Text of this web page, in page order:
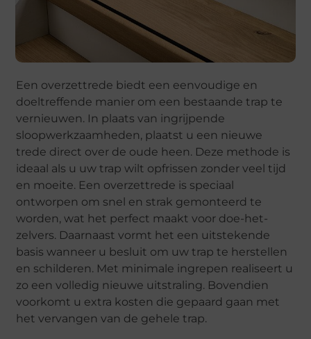
Een overzettrede biedt een eenvoudige en
doeltreffende manier om een bestaande trap te
vernieuwen. In plaats van ingrijpende
sloopwerkzaamheden, plaatst u een nieuwe
trede direct over de oude heen. Deze methode is
ideaal als u uw trap wilt opfrissen zonder veel tijd
en moeite. Een overzettrede is speciaal
ontworpen om snel en strak gemonteerd te
worden, wat het perfect maakt voor doe-het-
zelvers. Daarnaast vormt het een uitstekende
basis wanneer u besluit om uw trap te herstellen
en schilderen. Met minimale ingrepen realiseert u
zo een volledig nieuwe uitstraling. Bovendien
voorkomt u extra kosten die gepaard gaan met
het vervangen van de gehele trap.